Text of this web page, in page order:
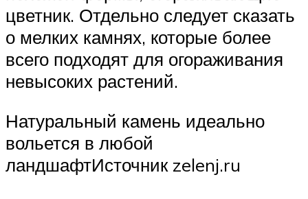
цветник. Отдельно следует сказать
о мелких камнях, которые более
всего подходят для огораживания
невысоких растений.
Натуральный камень идеально
вольется в любой
ландшафтИсточник zelenj.ru